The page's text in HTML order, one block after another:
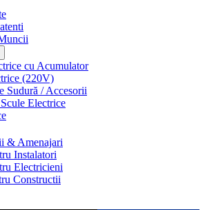
cu Acumulator
(220V)
Sudură / Accesorii
Electrice
& Amenajari
Instalatori
Electricieni
Constructii